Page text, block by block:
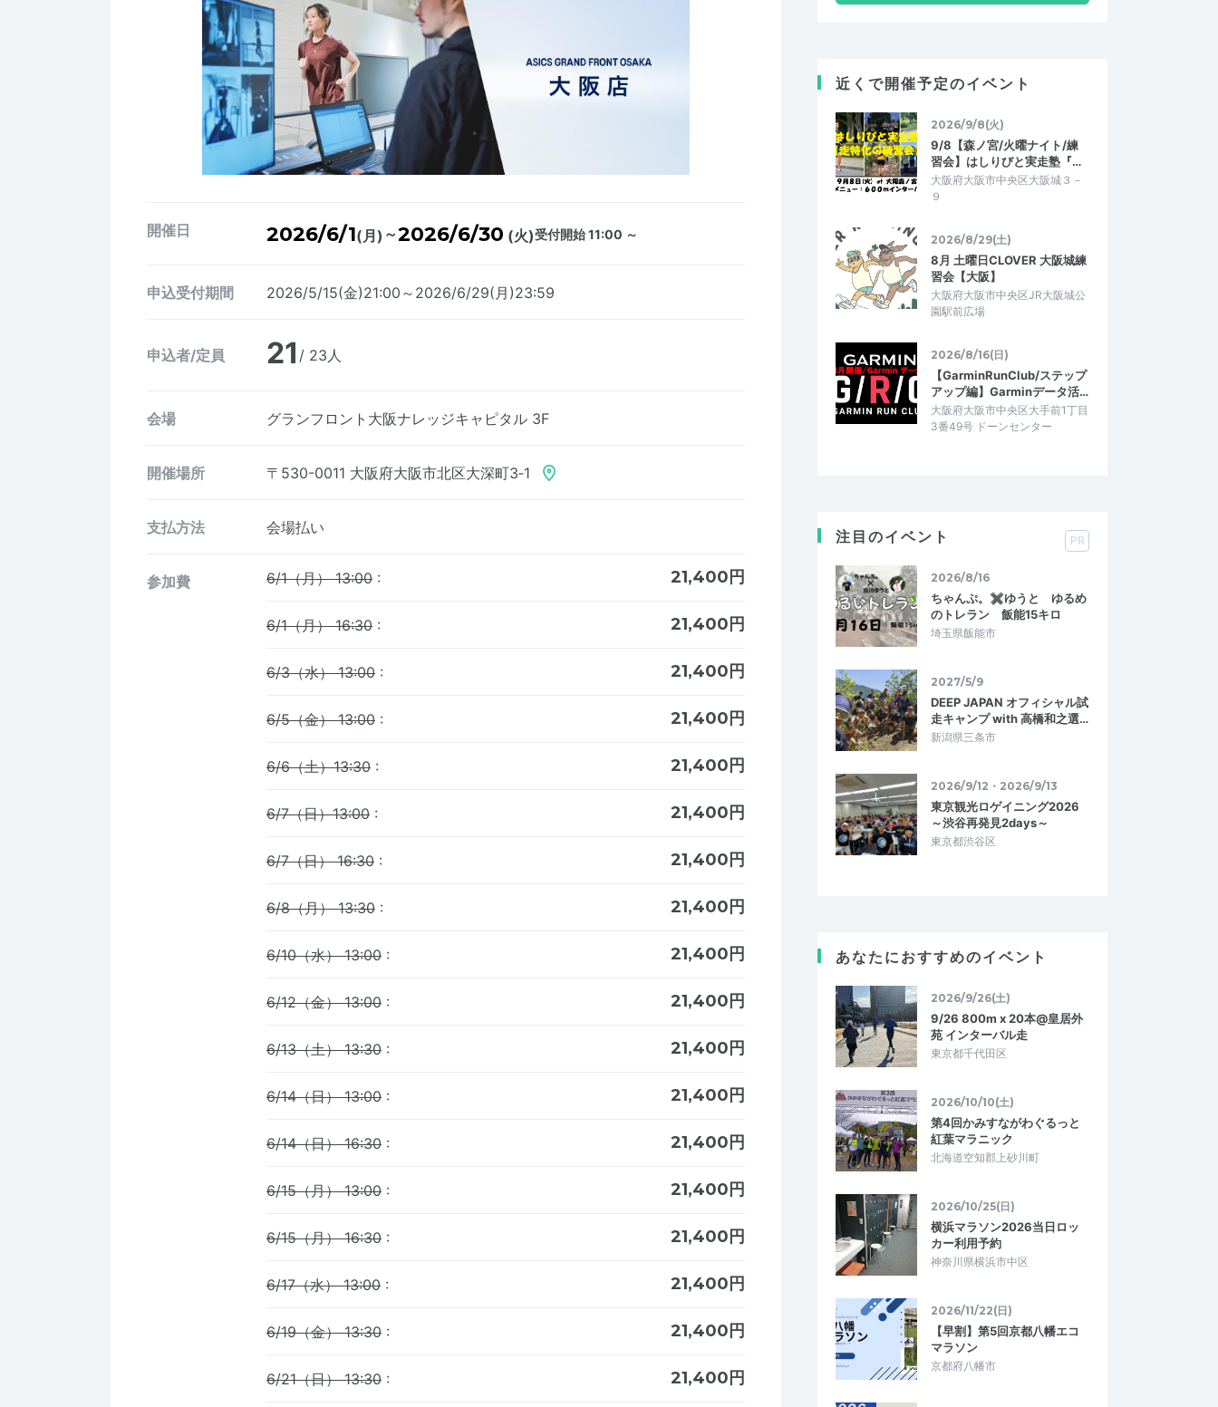
開催日 2026/6/1(月) ～2026/6/30 (火)受付開始 11:00 ～
申込受付期間 2026/5/15(金)21:00～2026/6/29(月)23:59
申込者/定員 21 / 23人
会場 グランフロント大阪ナレッジキャピタル 3F
開催場所 〒530-0011 大阪府大阪市北区大深町3‐1
支払方法 会場払い
参加費 6/1（月） 13:00 : 21,400円
6/1（月） 16:30 : 21,400円
6/3（水） 13:00 : 21,400円
6/5（金） 13:00 : 21,400円
6/6（土）13:30 : 21,400円
6/7（日）13:00 : 21,400円
6/7（日） 16:30 : 21,400円
6/8（月） 13:30 : 21,400円
6/10（水） 13:00 : 21,400円
6/12（金） 13:00 : 21,400円
6/13（土） 13:30 : 21,400円
6/14（日） 13:00 : 21,400円
6/14（日） 16:30 : 21,400円
6/15（月） 13:00 : 21,400円
6/15（月） 16:30 : 21,400円
6/17（水） 13:00 : 21,400円
6/19（金） 13:30 : 21,400円
6/21（日） 13:30 : 21,400円
近くで開催予定のイベント
2026/9/8(火)
9/8【森ノ宮/火曜ナイト/練
習会】はしりびと実走塾『…
大阪府大阪市中央区大阪城３－
９
2026/8/29(土)
8月 土曜日CLOVER 大阪城練
習会【大阪】
大阪府大阪市中央区JR大阪城公
園駅前広場
2026/8/16(日)
【GarminRunClub/ステップ
アップ編】Garminデータ活…
大阪府大阪市中央区大手前1丁目
3番49号 ドーンセンター
注目のイベント PR
2026/8/16
ちゃんぷ。✖ゆうと ゆるめ
のトレラン 飯能15キロ
埼玉県飯能市
2027/5/9
DEEP JAPAN オフィシャル試
走キャンプ with 高橋和之選…
新潟県三条市
2026/9/12・2026/9/13
東京観光ロゲイニング2026
～渋谷再発見2days～
東京都渋谷区
あなたにおすすめのイベント
2026/9/26(土)
9/26 800m x 20本@皇居外
苑 インターバル走
東京都千代田区
2026/10/10(土)
第4回かみすながわぐるっと
紅葉マラニック
北海道空知郡上砂川町
2026/10/25(日)
横浜マラソン2026当日ロッ
カー利用予約
神奈川県横浜市中区
2026/11/22(日)
【早割】第5回京都八幡エコ
マラソン
京都府八幡市